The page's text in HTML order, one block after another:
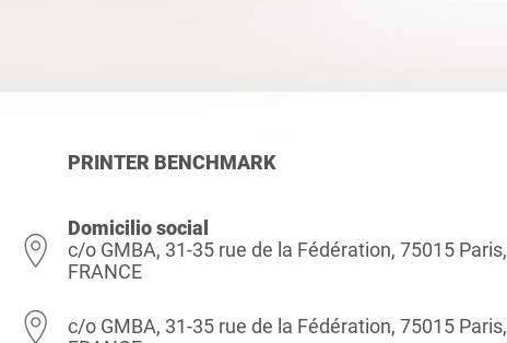
PRINTER BENCHMARK
Domicilio social
c/o GMBA, 31-35 rue de la Fédération, 75015 Paris,
FRANCE
c/o GMBA, 31-35 rue de la Fédération, 75015 Paris,